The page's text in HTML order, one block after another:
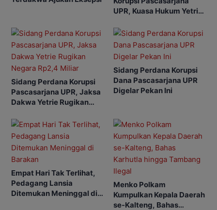
UPR, Kuasa Hukum Yetrie
Sidang Perdana Korupsi
Pascasarjana UPR, Jaksa
Dakwa Yetrie Rugikan
Sidang Perdana Korupsi
Dana Pascasarjana UPR
Digelar Pekan Ini
Empat Hari Tak Terlihat,
Pedagang Lansia
Ditemukan Meninggal di
Menko Polkam
Kumpulkan Kepala Daerah
se-Kalteng, Bahas